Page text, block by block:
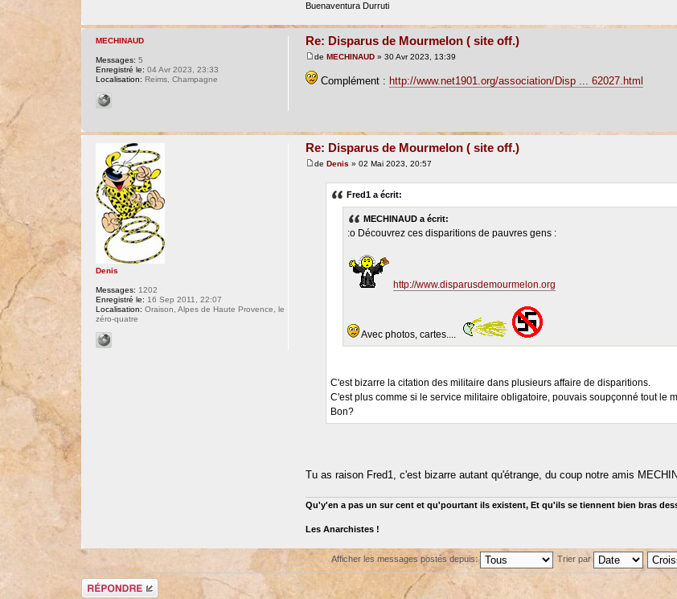
Buenaventura Durruti
Re: Disparus de Mourmelon ( site off.)
deMECHINAUD » 30 Avr 2023, 13:39
Complément : http://www.net1901.org/association/Disp ... 62027.html
MECHINAUD
Messages: 5
Enregistré le: 04 Avr 2023, 23:33
Localisation: Reims, Champagne
Re: Disparus de Mourmelon ( site off.)
deDenis » 02 Mai 2023, 20:57
Fred1 a écrit:
MECHINAUD a écrit:
:o Découvrez ces disparitions de pauvres gens :
http://www.disparusdemourmelon.org
Avec photos, cartes....
C'est bizarre la citation des militaire dans plusieurs affaire de disparitions.
C'est plus comme si le service militaire obligatoire, pouvais soupçonné tout le
Bon?
Tu as raison Fred1, c'est bizarre autant qu'étrange, du coup notre amis
Qu'y'en a pas un sur cent et qu'pourtant ils existent, Et qu'ils se tiennent bien bras
Les Anarchistes !
Denis
Messages: 1202
Enregistré le: 16 Sep 2011, 22:07
Localisation: Oraison, Alpes de Haute Provence, le
zéro-quatre
Afficher les messages postés depuis: Trier par
Répondre